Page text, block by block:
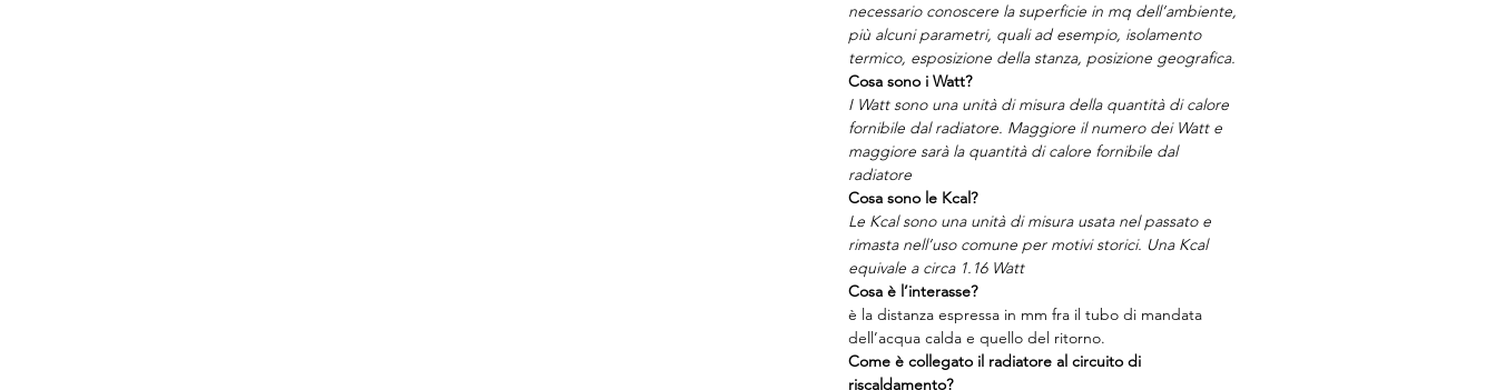
necessario conoscere la superficie in mq dell’ambiente,
più alcuni parametri, quali ad esempio, isolamento
termico, esposizione della stanza, posizione geografica.
Cosa sono i Watt?
I Watt sono una unità di misura della quantità di calore
fornibile dal radiatore. Maggiore il numero dei Watt e
maggiore sarà la quantità di calore fornibile dal
radiatore
Cosa sono le Kcal?
Le Kcal sono una unità di misura usata nel passato e
rimasta nell’uso comune per motivi storici. Una Kcal
equivale a circa 1.16 Watt
Cosa è l’interasse?
è la distanza espressa in mm fra il tubo di mandata
dell’acqua calda e quello del ritorno.
Come è collegato il radiatore al circuito di
riscaldamento?